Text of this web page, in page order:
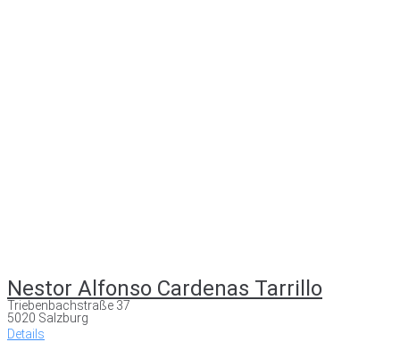
Nestor Alfonso Cardenas Tarrillo
Triebenbachstraße 37
5020 Salzburg
Details